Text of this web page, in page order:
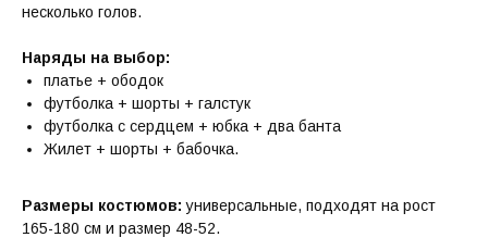
несколько голов.
Наряды на выбор:
платье + ободок
футболка + шорты + галстук
футболка с сердцем + юбка + два банта
Жилет + шорты + бабочка.
Размеры костюмов:универсальные, подходят на рост
165-180 см и размер 48-52.